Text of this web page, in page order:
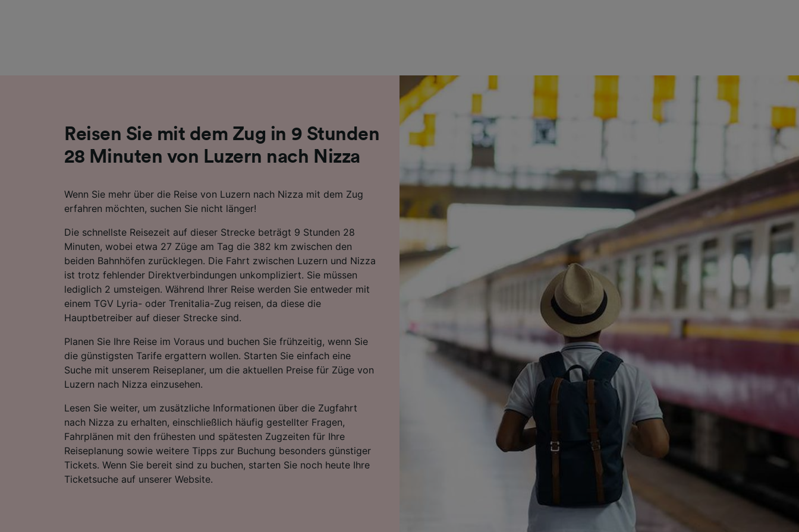
Reisen Sie mit dem Zug in 9 Stunden
28 Minuten von Luzern nach Nizza
Wenn Sie mehr über die Reise von Luzern nach Nizza mit dem Zug
erfahren möchten, suchen Sie nicht länger!
Die schnellste Reisezeit auf dieser Strecke beträgt 9 Stunden 28
Minuten, wobei etwa 27 Züge am Tag die 382 km zwischen den
beiden Bahnhöfen zurücklegen. Die Fahrt zwischen Luzern und Nizza
ist trotz fehlender Direktverbindungen unkompliziert. Sie müssen
lediglich 2 umsteigen. Während Ihrer Reise werden Sie entweder mit
einem TGV Lyria- oder Trenitalia-Zug reisen, da diese die
Hauptbetreiber auf dieser Strecke sind.
Planen Sie Ihre Reise im Voraus und buchen Sie frühzeitig, wenn Sie
die günstigsten Tarife ergattern wollen. Starten Sie einfach eine
Suche mit unserem Reiseplaner, um die aktuellen Preise für Züge von
Luzern nach Nizza einzusehen.
Lesen Sie weiter, um zusätzliche Informationen über die Zugfahrt
nach Nizza zu erhalten, einschließlich häufig gestellter Fragen,
Fahrplänen mit den frühesten und spätesten Zugzeiten für Ihre
Reiseplanung sowie weitere Tipps zur Buchung besonders günstiger
Tickets. Wenn Sie bereit sind zu buchen, starten Sie noch heute Ihre
Ticketsuche auf unserer Website.